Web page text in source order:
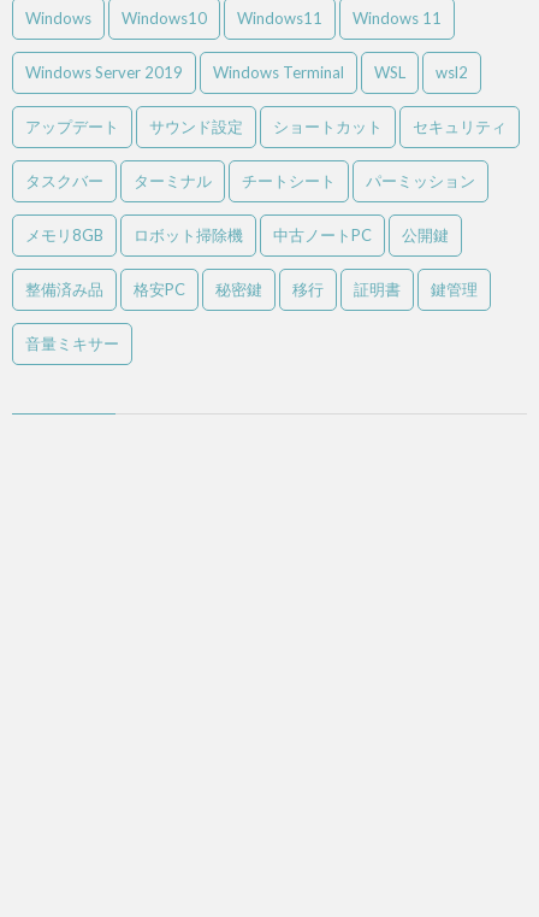
Windows Windows10 Windows11 Windows 11
Windows Server 2019 Windows Terminal WSL wsl2
アップデート サウンド設定 ショートカット セキュリティ
タスクバー ターミナル チートシート パーミッション
メモリ8GB ロボット掃除機 中古ノートPC 公開鍵
整備済み品 格安PC 秘密鍵 移行 証明書 鍵管理
音量ミキサー